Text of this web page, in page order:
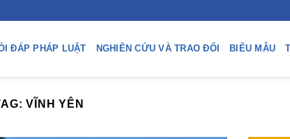
ĐÁP PHÁP LUẬT NGHIÊN CỨU VÀ TRAO ĐỔI BIỂU MẪU
VĨNH YÊN